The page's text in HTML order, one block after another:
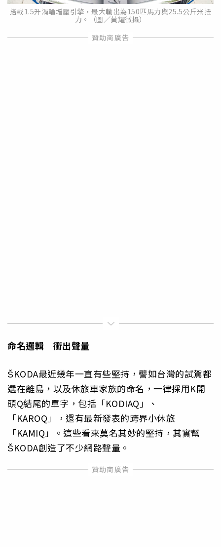
搭載1.5升渦輪增壓引擎，最大輸出為150匹馬力與25.5公斤米扭
力。（圖／黃耀徵攝）
命名邏輯 衝出聲量
ŠKODA最近幾年一直有些堅持，譬如台灣的試駕都
選在離島，以及休旅車家族的命名，一律採用K開
頭Q結尾的單字，包括「KODIAQ」、
「KAROQ」，還有最新發表的跨界小休旅
「KAMIQ」。這些看來莫名其妙的堅持，其實幫
ŠKODA創造了不少網路聲量。